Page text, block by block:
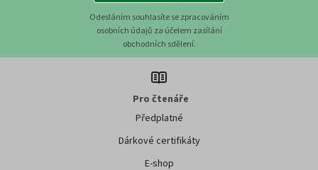
Odesláním souhlasíte se zpracováním
osobních údajů za účelem zasílání
obchodních sdělení.
Pro čtenáře
Předplatné
Dárkové certifikáty
E-shop